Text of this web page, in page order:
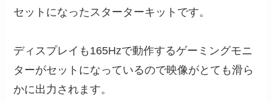
セットになったスターターキットです。
ディスプレイも165Hzで動作するゲーミングモニ
ターがセットになっているので映像がとても滑ら
かに出力されます。